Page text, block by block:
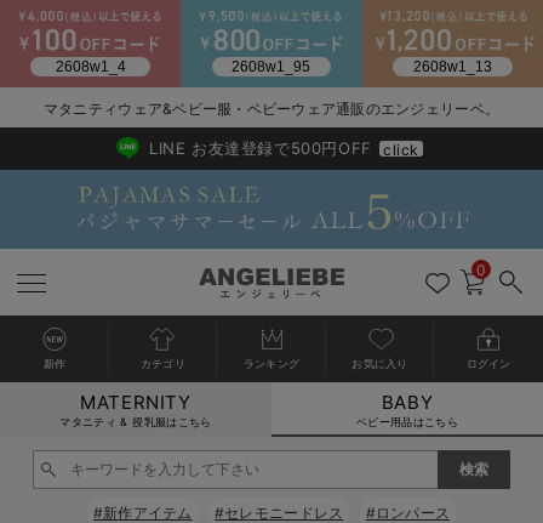
新生児服全て
ベビー服全て
ロンパース・カバーオール
シーズンアイテム全て
ベビー・新生児 寝具全て
ベビーベッド・布団 （ベビー・新生児）
ベビー 雑貨全て
ベビーチェア（ハイローチェア）・ベビーラック
お出かけグッズ全て
ベビー｜季節の特集全て
猛暑からベビーを守るひんやりグッズ
アウトレット全て
【アウトレット】ワンピース
特集全て
抗菌防臭加工
再入荷全て
再入荷｜インナー
戻る
送料無料アイテム全て
ワンピース
戻る
ブラキャミ おまとめ
戻る
【37周年祭セール】
【37周年祭セール】
戻る
気温差別オススメア
【15℃】3月下旬～
戻る
動きやすく着回しで
戻る
強撚スムース(コスパ
戻る
マタニティウェア
【おまとめ割】パジ
戻る
こだわりの履き心地
カジュアル
戻る
ジャケット派
戻る
出産準備応援割全て
マタニティパジャマ
戻る
【オフィスカジュア
戻る
レギンスタイプ
戻る
【フォーマル】ワン
戻る
【ベビー】長袖
戻る
ハンカチ
戻る
快適ウェア10%OFF
戻る
春のマタニティワン
セットアップ・ レイ
戻る
Gift Selection 出産
〜3,000円（税込）
戻る
冬の冷え対策インナ
薄くてあったか
戻る
入院準備の持ち物チ
入院してすぐ使うグ
戻る
冬のあったか特集全て
【冬のあったか特集
マタニティウェア&ベビー服・ベビーウェア通販のエンジェリーベ。
2026/NewArrival
送料495円(一部地域を除く) 7,700円以上で送料無料
LINE お友達登録で500円OFF click
0
新作 カテゴリ ランキング お気に入り ログイン
MATERNITY
マタニティ & 授乳服はこちら
BABY
ベビー用品はこちら
#新作アイテム #セレモニードレス #ロンパース
カートに入れる
閉じる